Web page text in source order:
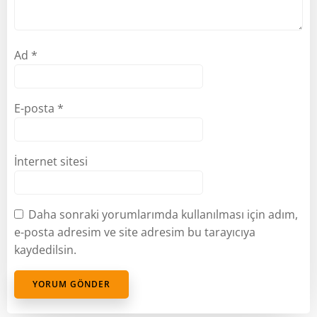
Ad *
E-posta *
İnternet sitesi
Daha sonraki yorumlarımda kullanılması için adım,
e-posta adresim ve site adresim bu tarayıcıya
kaydedilsin.